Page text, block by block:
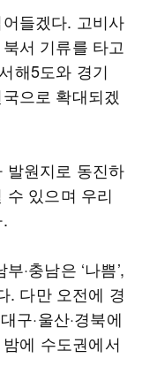
들겠다. 고비사
서 기류를 타고
해5도와 경기
으로 확대되겠
발원지로 동진하
수 있으며 우리
·충남은 ‘나쁨’,
. 다만 오전에 경
구·울산·경북에
에 수도권에서